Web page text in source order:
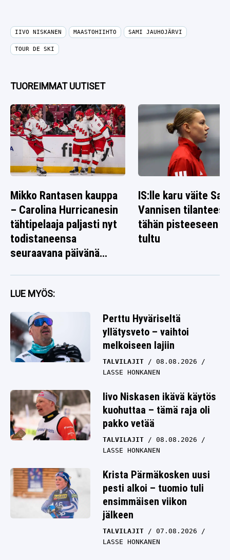
IIVO NISKANEN MAASTOHIIHTO SAMI JAUHOJÄRVI
TOUR DE SKI
TUOREIMMAT UUTISET
Mikko Rantasen kauppa
– Carolina Hurricanesin
tähtipelaaja paljasti nyt
todistaneensa
seuraavana päivänä
IS:lle karu väite
Vannisen
tähän pisteeseen
tultu
LUE MYÖS:
Perttu Hyväriseltä
yllätysveto – vaihtoi
melkoiseen lajiin
TALVILAJIT
08.08.2026
LASSE HONKANEN
Iivo Niskasen ikävä käytös
kuohuttaa – tämä raja oli
pakko vetää
TALVILAJIT
08.08.2026
LASSE HONKANEN
Krista Pärmäkosken uusi
pesti alkoi – tuomio tuli
ensimmäisen viikon
jälkeen
TALVILAJIT
07.08.2026
LASSE HONKANEN